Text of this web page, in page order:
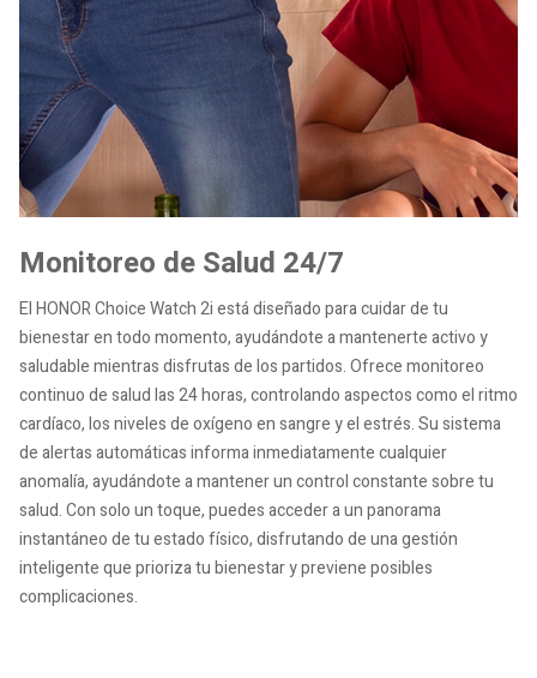
Monitoreo de Salud 24/7
El HONOR Choice Watch 2i está diseñado para cuidar de tu
bienestar en todo momento, ayudándote a mantenerte activo y
saludable mientras disfrutas de los partidos. Ofrece monitoreo
continuo de salud las 24 horas, controlando aspectos como el ritmo
cardíaco, los niveles de oxígeno en sangre y el estrés. Su sistema
de alertas automáticas informa inmediatamente cualquier
anomalía, ayudándote a mantener un control constante sobre tu
salud. Con solo un toque, puedes acceder a un panorama
instantáneo de tu estado físico, disfrutando de una gestión
inteligente que prioriza tu bienestar y previene posibles
complicaciones.